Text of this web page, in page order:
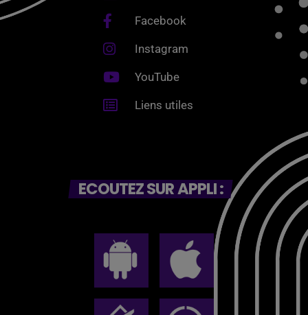
Facebook
Instagram
YouTube
Liens utiles
ECOUTEZ SUR APPLI :